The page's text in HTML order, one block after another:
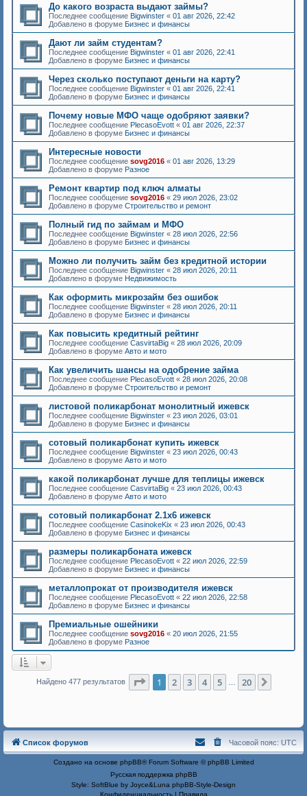
До какого возраста выдают займы?
Последнее сообщение Bigwinster « 01 авг 2026, 22:42
Добавлено в форуме Бизнес и финансы
Дают ли займ студентам?
Последнее сообщение Bigwinster « 01 авг 2026, 22:41
Добавлено в форуме Бизнес и финансы
Через сколько поступают деньги на карту?
Последнее сообщение Bigwinster « 01 авг 2026, 22:41
Добавлено в форуме Бизнес и финансы
Почему новые МФО чаще одобряют заявки?
Последнее сообщение PlecasoEvott « 01 авг 2026, 22:37
Добавлено в форуме Бизнес и финансы
Интересные новости
Последнее сообщение sovg2016 « 01 авг 2026, 13:29
Добавлено в форуме Разное
Ремонт квартир под ключ алматы
Последнее сообщение sovg2016 « 29 июл 2026, 23:02
Добавлено в форуме Строительство и ремонт
Полный гид по займам и МФО
Последнее сообщение Bigwinster « 28 июл 2026, 22:56
Добавлено в форуме Бизнес и финансы
Можно ли получить займ без кредитной истории
Последнее сообщение Bigwinster « 28 июл 2026, 20:11
Добавлено в форуме Недвижимость
Как оформить микрозайм без ошибок
Последнее сообщение Bigwinster « 28 июл 2026, 20:11
Добавлено в форуме Бизнес и финансы
Как повысить кредитный рейтинг
Последнее сообщение CasvirtaBig « 28 июл 2026, 20:09
Добавлено в форуме Авто и мото
Как увеличить шансы на одобрение займа
Последнее сообщение PlecasoEvott « 28 июл 2026, 20:08
Добавлено в форуме Строительство и ремонт
листовой поликарбонат монолитный ижевск
Последнее сообщение Bigwinster « 23 июл 2026, 03:01
Добавлено в форуме Бизнес и финансы
сотовый поликарбонат купить ижевск
Последнее сообщение Bigwinster « 23 июл 2026, 00:43
Добавлено в форуме Авто и мото
какой поликарбонат лучше для теплицы ижевск
Последнее сообщение CasvirtaBig « 23 июл 2026, 00:43
Добавлено в форуме Авто и мото
сотовый поликарбонат 2.1х6 ижевск
Последнее сообщение CasinokeKix « 23 июл 2026, 00:43
Добавлено в форуме Бизнес и финансы
размеры поликарбоната ижевск
Последнее сообщение PlecasoEvott « 22 июл 2026, 22:59
Добавлено в форуме Бизнес и финансы
металлопрокат от производителя ижевск
Последнее сообщение PlecasoEvott « 22 июл 2026, 22:58
Добавлено в форуме Бизнес и финансы
Премиальные ошейники
Последнее сообщение sovg2016 « 20 июл 2026, 21:55
Добавлено в форуме Разное
Найдено 477 результатов Страница из 20
1 2 3 4 5 20
Список форумов Часовой пояс: UTC
Создано на основе phpBB® Forum Software © phpBB Limited
Русская поддержка phpBB
Style: SoftBlue by Joyce&Luna phpBB-Style-Design
Конфиденциальность| Правила